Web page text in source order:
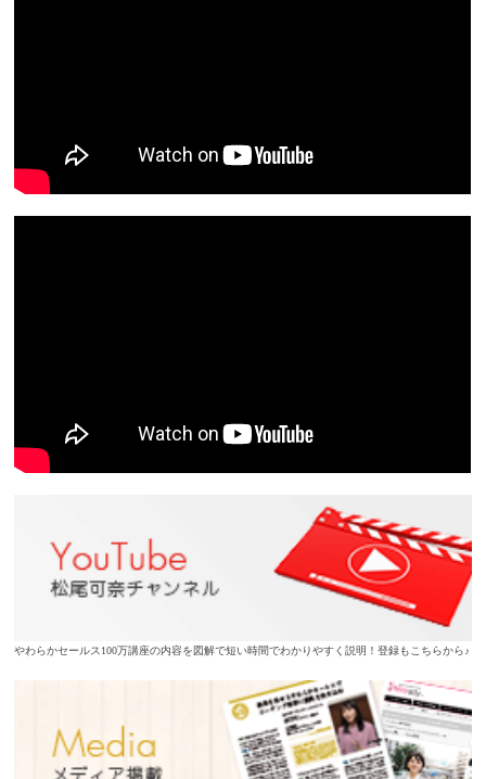
やわらかセールス100万講座の内容を図解で短い時間でわかりやすく説明！登録もこちらから♪